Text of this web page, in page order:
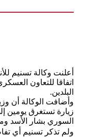
أعلنت وكالة تسنيم
اتفاقا للتعاون
البلدين.
وأضافت الوكالة أن
زيارة تستغرق يومين
السوري بشار الأسد
ولم تذكر تسنيم أي